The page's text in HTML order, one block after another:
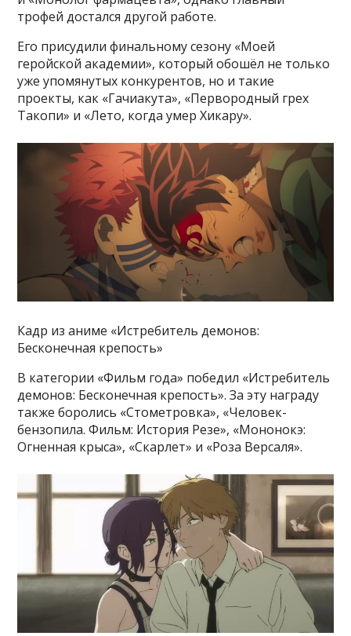
трофей достался другой работе.
Его присудили финальному сезону «Моей
геройской академии», который обошёл не только
уже упомянутых конкурентов, но и такие
проекты, как «Гачиакута», «Первородный грех
Такопи» и «Лето, когда умер Хикару».
Кадр из аниме «Истребитель демонов:
Бесконечная крепость»
В категории «Фильм года» победил «Истребитель
демонов: Бесконечная крепость». За эту награду
также боролись «Стометровка», «Человек-
бензопила. Фильм: История Резе», «Мононокэ:
Огненная крыса», «Скарлет» и «Роза Версаля».